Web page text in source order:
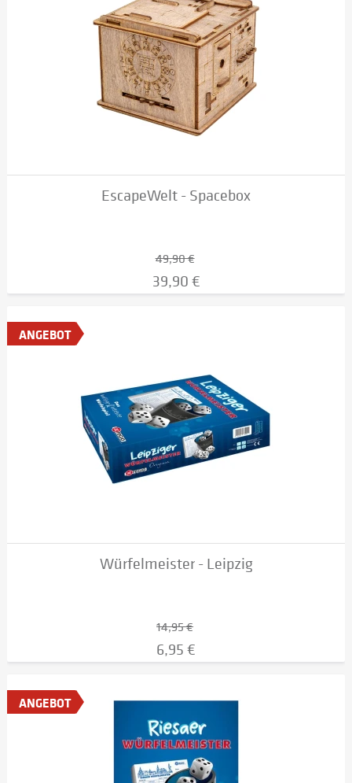
EscapeWelt - Spacebox
49,90 €
39,90 €
ANGEBOT
Würfelmeister - Leipzig
14,95 €
6,95 €
ANGEBOT